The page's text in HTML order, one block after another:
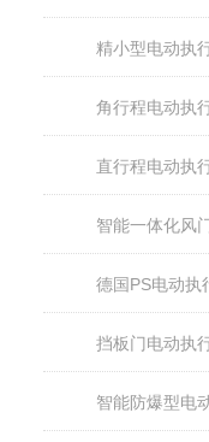
精小型电动执
角行程电动执
直行程电动执
智能一体化风
德国PS电动执
挡板门电动执
智能防爆型电